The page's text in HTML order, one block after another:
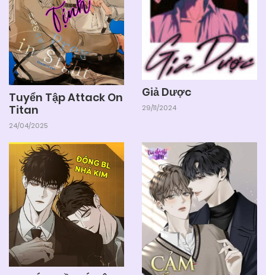
Tuyển Tập Attack On
Titan
24/04/2025
Giả Dược
29/11/2024